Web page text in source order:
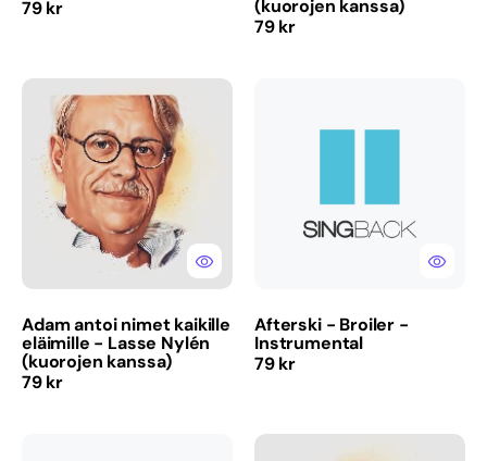
Normaalihinta
79 kr
(kuorojen kanssa)
Normaalihinta
79 kr
Adam
antoi
nimet
kaikille
eläimille
Lasse
kanssa)
Adam antoi nimet kaikille
eläimille - Lasse Nylén
(kuorojen kanssa)
Normaalihinta
79 kr
Afterski - Broiler -
Instrumental
Normaalihinta
79 kr
Aicha